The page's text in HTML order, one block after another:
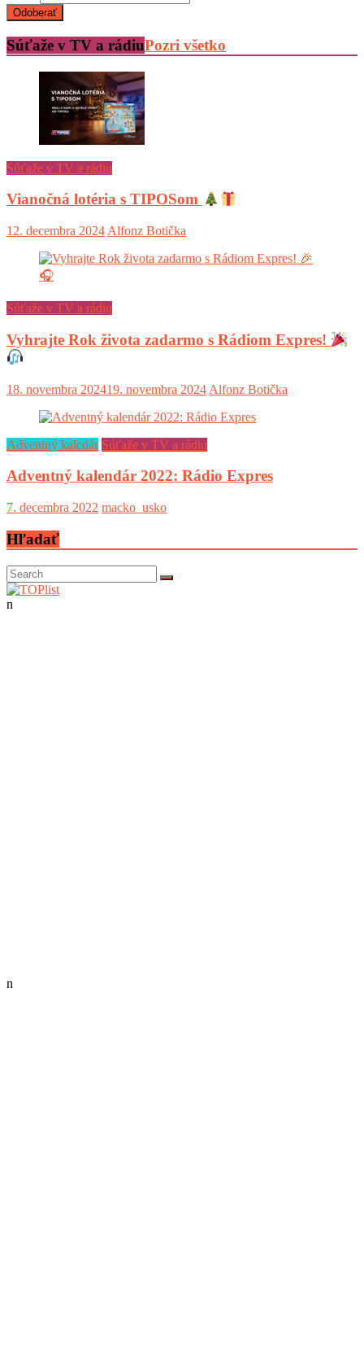
Súťaže v TV a rádiuPozri všetko
Súťaže v TV a rádiu
Vianočná lotéria s TIPOSom
12. decembra 2024 Alfonz Botička
Súťaže v TV a rádiu
Vyhrajte Rok života zadarmo s Rádiom Expres!
18. novembra 202419. novembra 2024 Alfonz Botička
Adventný kaledár Súťaže v TV a rádiu
Adventný kalendár 2022: Rádio Expres
7. decembra 2022 macko_usko
Hľadať
n
n